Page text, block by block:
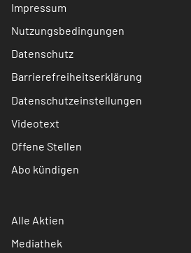
Impressum
Nutzungsbedingungen
Datenschutz
Barrierefreiheitserklärung
Datenschutzeinstellungen
Videotext
Offene Stellen
Abo kündigen
Alle Aktien
Mediathek